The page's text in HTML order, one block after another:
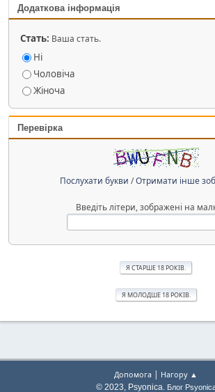
Додаткова інформація
Стать: Ваша стать.
Ні
Чоловіча
Жіноча
Перевірка
Послухати букви /Отримати інше
Введіть літери, зображені на
Допомога | Нагору ▲
© 2023, Psyonica. Блог